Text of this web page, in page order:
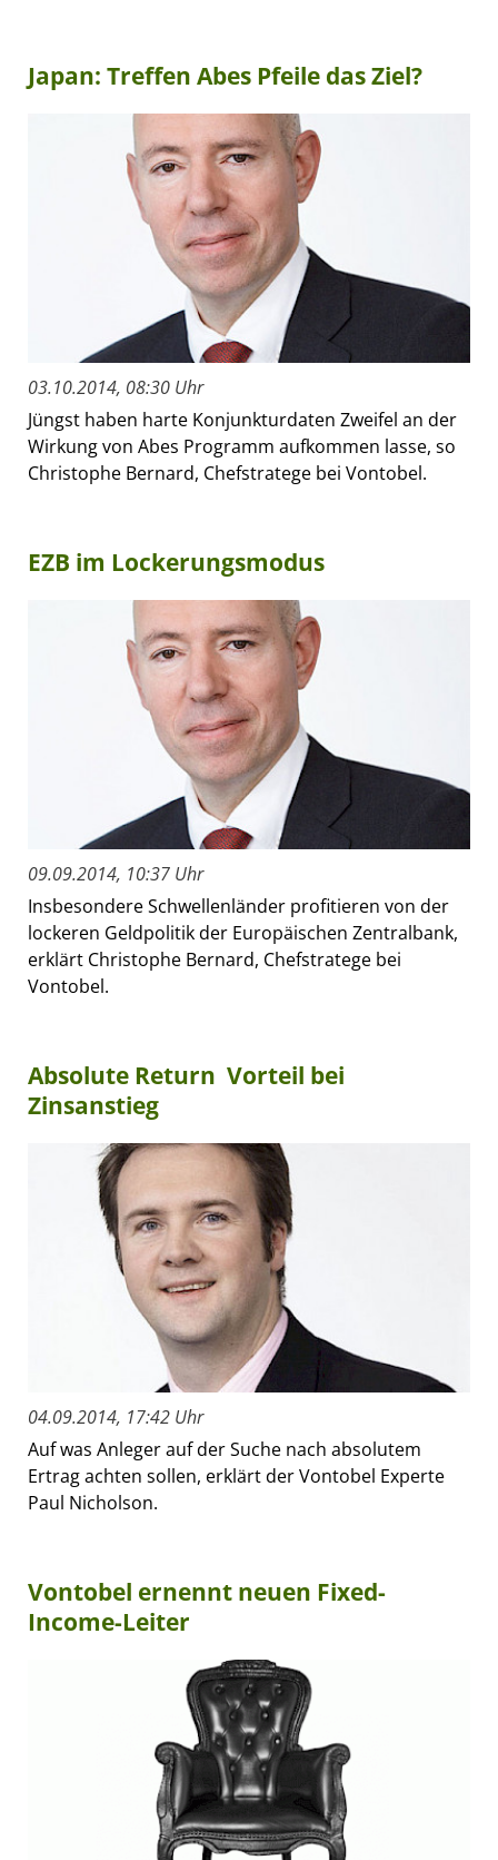
Japan: Treffen Abes Pfeile das Ziel?
03.10.2014, 08:30 Uhr
Jüngst haben harte Konjunkturdaten Zweifel an der
Wirkung von Abes Programm aufkommen lasse, so
Christophe Bernard, Chefstratege bei Vontobel.
EZB im Lockerungsmodus
09.09.2014, 10:37 Uhr
Insbesondere Schwellenländer profitieren von der
lockeren Geldpolitik der Europäischen Zentralbank,
erklärt Christophe Bernard, Chefstratege bei
Vontobel.
Absolute Return  Vorteil bei
Zinsanstieg
04.09.2014, 17:42 Uhr
Auf was Anleger auf der Suche nach absolutem
Ertrag achten sollen, erklärt der Vontobel Experte
Paul Nicholson.
Vontobel ernennt neuen Fixed-
Income-Leiter